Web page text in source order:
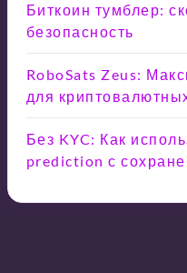
Биткоин тумблер:
безопасность
RoboSats Zeus:
для
Без KYC: Как
prediction с